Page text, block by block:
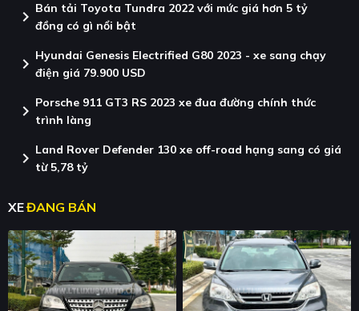
chevron_right Bán tải Toyota Tundra 2022 với mức giá hơn 5 tỷ
đồng có gì nổi bật
chevron_right Hyundai Genesis Electrified G80 2023 - xe sang chạy
điện giá 79.900 USD
chevron_right Porsche 911 GT3 RS 2023 xe đua đường chính thức
trình làng
chevron_right Land Rover Defender 130 xe off-road hạng sang có giá
từ 5,78 tỷ
XEĐANG BÁN